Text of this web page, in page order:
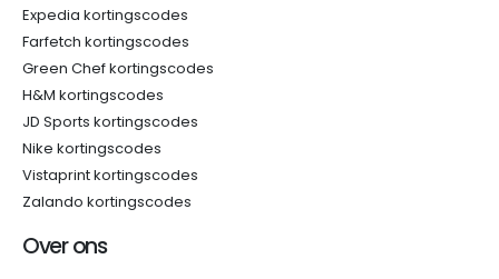
Expedia kortingscodes
Farfetch kortingscodes
Green Chef kortingscodes
H&M kortingscodes
JD Sports kortingscodes
Nike kortingscodes
Vistaprint kortingscodes
Zalando kortingscodes
Over ons